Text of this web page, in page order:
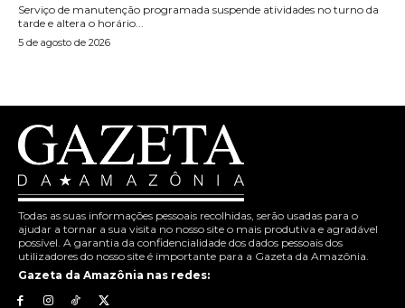
Serviço de manutenção programada suspende atividades no turno da
tarde e altera o horário...
5 de agosto de 2026
Todas as suas informações pessoais recolhidas, serão usadas para o
ajudar a tornar a sua visita no nosso site o mais produtiva e agradável
possível. A garantia da confidencialidade dos dados pessoais dos
utilizadores do nosso site é importante para a Gazeta da Amazônia.
Gazeta da Amazônia nas redes: